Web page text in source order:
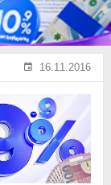
16.11.2016